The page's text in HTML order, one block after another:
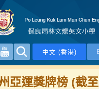
中文 (香港)
亞運獎牌榜 (截